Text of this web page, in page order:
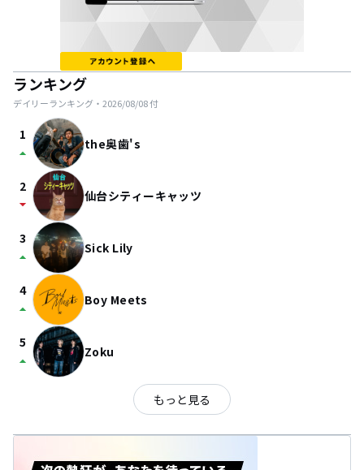
ランキング
デイリーランキング・ 2026/08/08付
1
arrow_drop_up the奥歯's
2
arrow_drop_down 仙台シティーキャッツ
3
arrow_drop_up Sick Lily
4
arrow_drop_up Boy Meets
5
arrow_drop_up Zoku
もっと見る